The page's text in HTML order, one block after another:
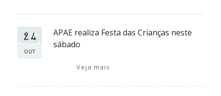
24
OUT
APAE realiza Festa das Crianças neste
sábado
Veja mais